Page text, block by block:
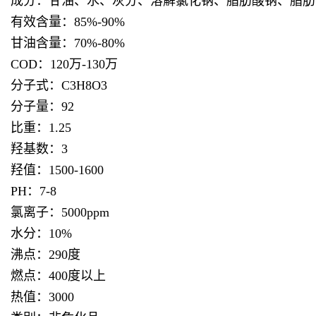
有效含量：85%-90%
甘油含量：70%-80%
COD：120万-130万
分子式：C3H8O3
分子量：92
比重：1.25
羟基数：3
羟值：1500-1600
PH：7-8
氯离子：5000ppm
水分：10%
沸点：290度
燃点：400度以上
热值：3000